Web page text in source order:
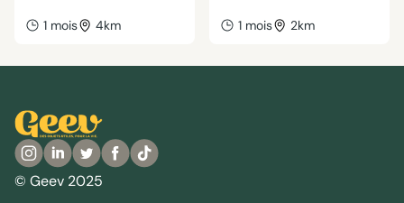
1 mois 4km 1 mois 2km
© Geev 2025